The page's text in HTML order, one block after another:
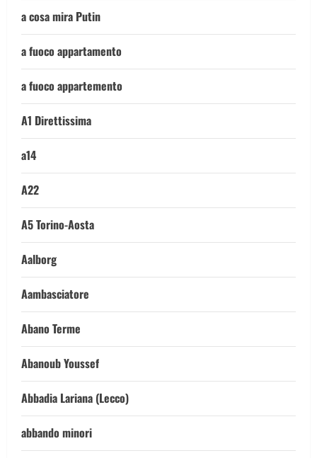
a cosa mira Putin
a fuoco appartamento
a fuoco appartemento
A1 Direttissima
a14
A22
A5 Torino-Aosta
Aalborg
Aambasciatore
Abano Terme
Abanoub Youssef
Abbadia Lariana (Lecco)
abbando minori